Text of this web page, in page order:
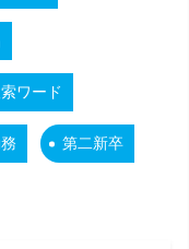
ワード
第二新卒